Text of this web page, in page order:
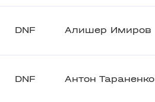
DNF Алишер Имиров
DNF Антон Тараненко